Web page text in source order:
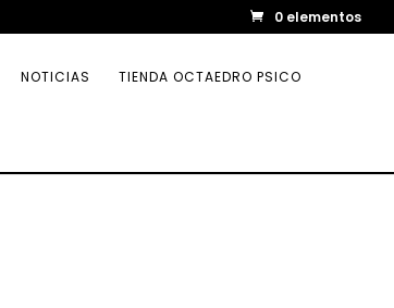
0 elementos
NOTICIAS TIENDA OCTAEDRO PSICO